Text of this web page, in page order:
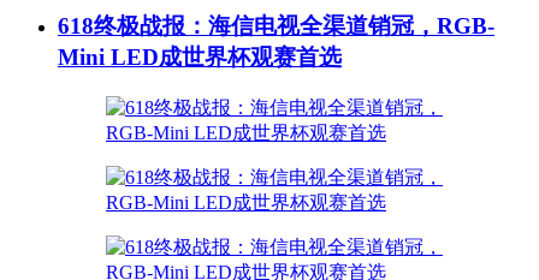
618终极战报：海信电视全渠道销冠，RGB-
Mini LED成世界杯观赛首选